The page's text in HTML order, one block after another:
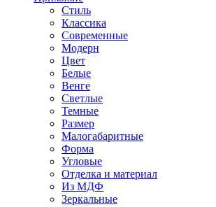
Стиль
Классика
Современные
Модерн
Цвет
Белые
Венге
Светлые
Темные
Размер
Малогабаритные
Форма
Угловые
Отделка и материал
Из МДФ
Зеркальные